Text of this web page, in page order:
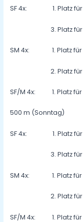
SF 4x: 1. Platz für
3. Platz für
SM 4x: 1. Platz für
2. Platz für
SF/M 4x: 1. Platz für
500 m (Sonntag)
SF 4x: 1. Platz für
3. Platz für
SM 4x: 1. Platz für
2. Platz für
SF/M 4x: 1. Platz für